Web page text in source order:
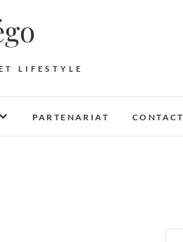
LIFESTYLE
PARTENARIAT CONTACT